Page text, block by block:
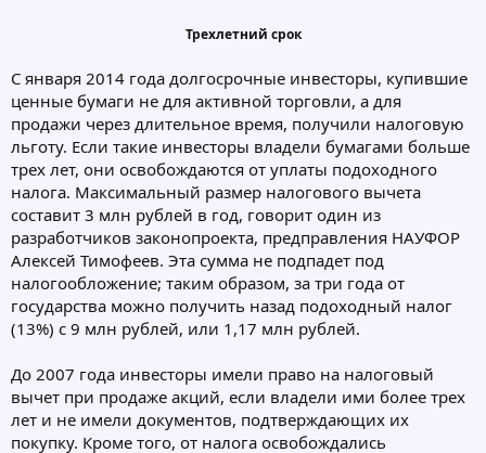
Трехлетний срок
С января 2014 года долгосрочные инвесторы, купившие
ценные бумаги не для активной торговли, а для
продажи через длительное время, получили налоговую
льготу. Если такие инвесторы владели бумагами больше
трех лет, они освобождаются от уплаты подоходного
налога. Максимальный размер налогового вычета
составит 3 млн рублей в год, говорит один из
разработчиков законопроекта, предправления НАУФОР
Алексей Тимофеев. Эта сумма не подпадет под
налогообложение; таким образом, за три года от
государства можно получить назад подоходный налог
(13%) с 9 млн рублей, или 1,17 млн рублей.
До 2007 года инвесторы имели право на налоговый
вычет при продаже акций, если владели ими более трех
лет и не имели документов, подтверждающих их
покупку. Кроме того, от налога освобождались